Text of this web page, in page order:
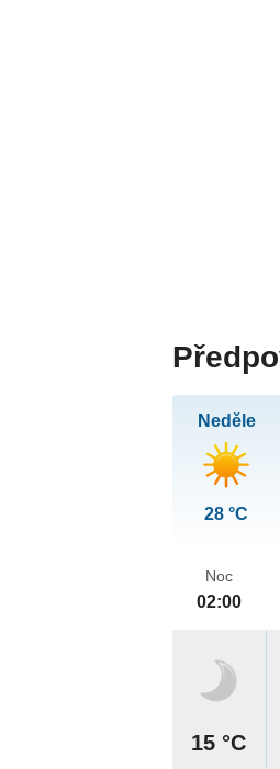
Neděle
28 °C
Noc
02:00
15 °C